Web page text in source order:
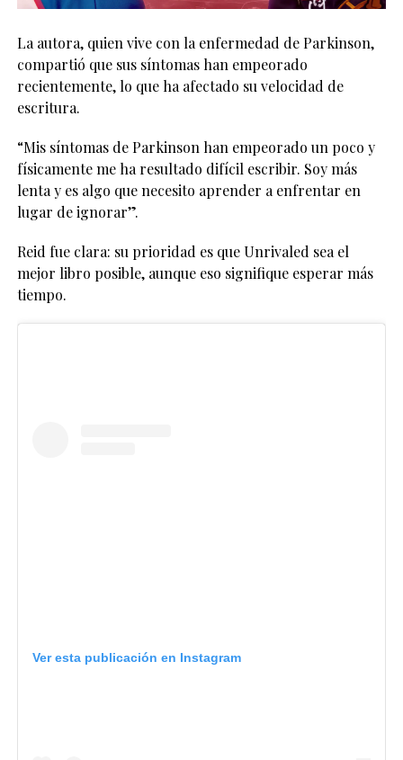
La autora, quien vive con la enfermedad de Parkinson,
compartió que sus síntomas han empeorado
recientemente, lo que ha afectado su velocidad de
escritura.
“Mis síntomas de Parkinson han empeorado un poco y
físicamente me ha resultado difícil escribir. Soy más
lenta y es algo que necesito aprender a enfrentar en
lugar de ignorar”.
Reid fue clara: su prioridad es que Unrivaled sea el
mejor libro posible, aunque eso signifique esperar más
tiempo.
Ver esta publicación en Instagram